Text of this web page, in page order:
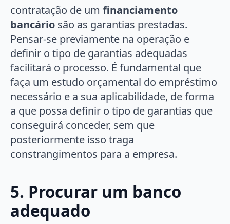
contratação de um financiamento
bancário são as garantias prestadas.
Pensar-se previamente na operação e
definir o tipo de garantias adequadas
facilitará o processo. É fundamental que
faça um estudo orçamental do empréstimo
necessário e a sua aplicabilidade, de forma
a que possa definir o tipo de garantias que
conseguirá conceder, sem que
posteriormente isso traga
constrangimentos para a empresa.
5. Procurar um banco
adequado